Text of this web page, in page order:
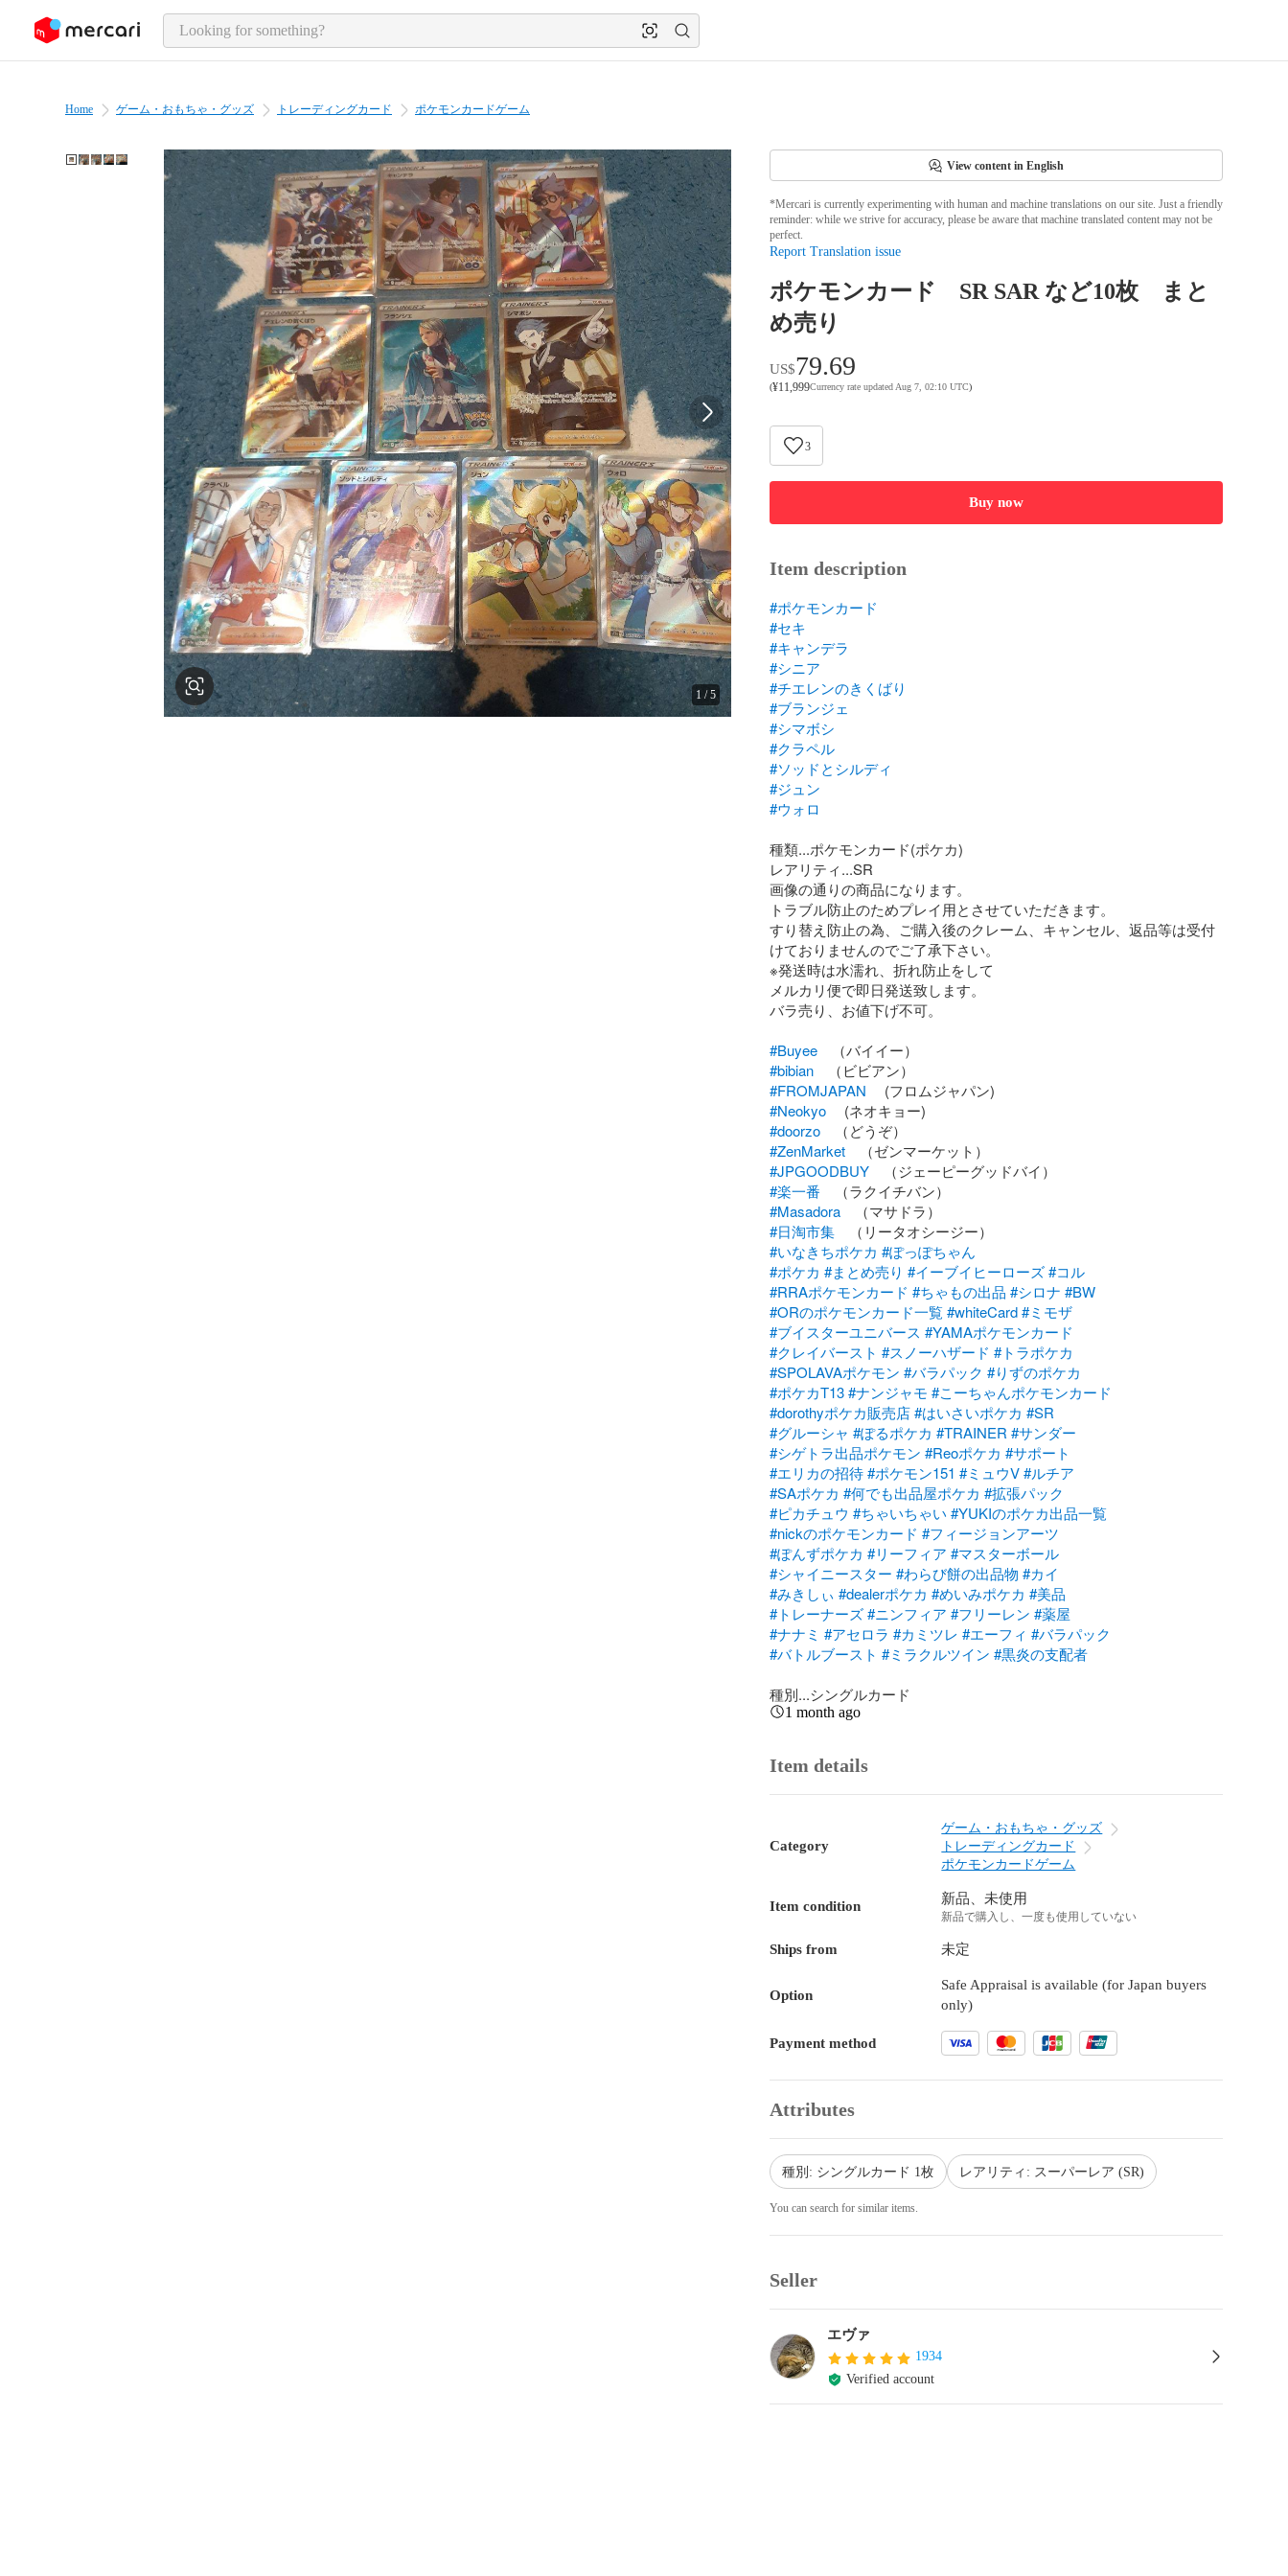
page content
Home ゲーム・おもちゃ・グッズ トレーディングカード ポケモンカードゲーム
1/5
View content in English
*Mercari is currently experimenting with human and machine translations on our site. Just a friendly
reminder: while we strive for accuracy, please be aware that machine translated content may not be
perfect.
Report Translation issue
ポケモンカード SR SAR など10枚 まと
め売り
US$79.69
(¥11,999Currency rate updated Aug 7, 02:10 UTC)
3
Buy now
Item description
#ポケモンカード
#セキ
#キャンデラ
#シニア
#チエレンのきくばり
#ブランジェ
#シマボシ
#クラペル
#ソッドとシルディ
#ジュン
#ウォロ
種類...ポケモンカード(ポケカ)
レアリティ...SR
画像の通りの商品になります。
トラブル防止のためプレイ用とさせていただきます。
すり替え防止の為、ご購入後のクレーム、キャンセル、返品等は受付
けておりませんのでご了承下さい。
※発送時は水濡れ、折れ防止をして
メルカリ便で即日発送致します。
バラ売り、お値下げ不可。
#Buyee
#bibian
#FROMJAPAN
#Neokyo
#doorzo
#ZenMarket
#JPGOODBUY
#楽一番
#Masadora
#日淘市集
#いなきちポケカ #ぽっぽちゃん
#ポケカ #まとめ売り #イーブイヒーローズ #コル
#RRAポケモンカード #ちゃもの出品 #シロナ #BW
#ORのポケモンカード一覧 #whiteCard #ミモザ
#ブイスターユニバース #YAMAポケモンカード
#クレイバースト #スノーハザード #トラポケカ
#SPOLAVAポケモン #バラパック #りずのポケカ
#ポケカT13 #ナンジャモ #こーちゃんポケモンカード
#dorothyポケカ販売店 #はいさいポケカ #SR
#グルーシャ #ぽるポケカ #TRAINER #サンダー
#シゲトラ出品ポケモン #Reoポケカ #サポート
#エリカの招待 #ポケモン151 #ミュウV #ルチア
#SAポケカ #何でも出品屋ポケカ #拡張パック
#ピカチュウ #ちゃいちゃい #YUKIのポケカ出品一覧
#nickのポケモンカード #フィージョンアーツ
#ぽんずポケカ #リーフィア #マスターボール
#シャイニースター #わらび餅の出品物 #カイ
#みきしぃ #dealerポケカ #めいみポケカ #美品
#トレーナーズ #ニンフィア #フリーレン #薬屋
#ナナミ #アセロラ #カミツレ #エーフィ #バラパック
#バトルブースト #ミラクルツイン #黒炎の支配者
種別...シングルカード
1 month ago
Item details
Category
ゲーム・おもちゃ・グッズ
トレーディングカード
ポケモンカードゲーム
Item condition 新品、未使用
新品で購入し、一度も使用していない
Ships from 未定
Option
Safe Appraisal is available (for Japan buyers
only)
Payment method
Attributes
種別: シングルカード 1枚 レアリティ: スーパーレア (SR)
You can search for similar items.
Seller
エヴァ
1934
Verified account